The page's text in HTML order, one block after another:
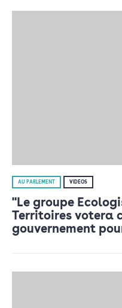
AU PARLEMENT VIDÉOS
"Le groupe
Territoires votera
gouvernement